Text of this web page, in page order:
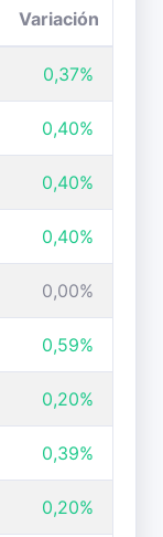
Variación
0,37%
0,40%
0,40%
0,40%
0,00%
0,59%
0,20%
0,39%
0,20%